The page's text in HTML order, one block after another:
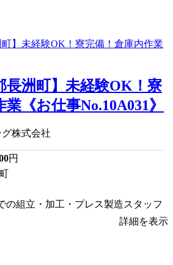
長洲町】未経験OK！寮
《お仕事No.10A031》
株式会社
円
の組立・加工・プレス製造スタッフ
詳細を表示